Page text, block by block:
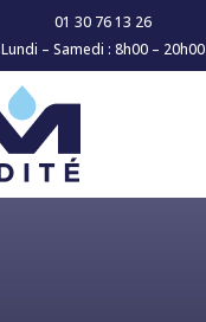
01 30 76 13 26
Lundi – Samedi : 8h00 – 20h00